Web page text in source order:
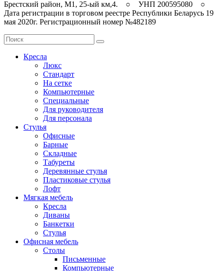
Брестский район, M1, 25-ый км,4. ○ УНП 200595080 ○
Дата регистрации в торговом реестре Республики Беларусь 19
мая 2020г. Регистрационный номер №482189
Кресла
Люкс
Стандарт
На сетке
Компьютерные
Специальные
Для руководителя
Для персонала
Стулья
Офисные
Барные
Складные
Табуреты
Деревянные стулья
Пластиковые стулья
Лофт
Мягкая мебель
Кресла
Диваны
Банкетки
Стулья
Офисная мебель
Столы
Письменные
Компьютерные